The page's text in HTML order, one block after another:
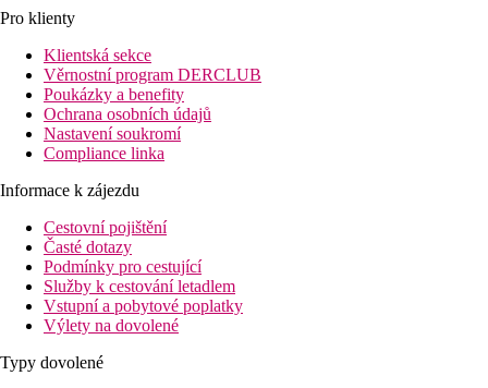
Pro klienty
Klientská sekce
Věrnostní program DERCLUB
Poukázky a benefity
Ochrana osobních údajů
Nastavení soukromí
Compliance linka
Informace k zájezdu
Cestovní pojištění
Časté dotazy
Podmínky pro cestující
Služby k cestování letadlem
Vstupní a pobytové poplatky
Výlety na dovolené
Typy dovolené